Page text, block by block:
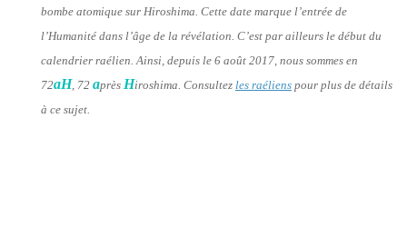
bombe atomique sur Hiroshima. Cette date marque l’entrée de
l’Humanité dans l’âge de la révélation. C’est par ailleurs le début du
calendrier raélien. Ainsi, depuis le 6 août 2017, nous sommes en
72aH, 72 après Hiroshima. Consultez les raéliens pour plus de détails
à ce sujet.